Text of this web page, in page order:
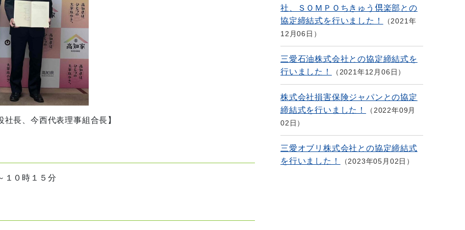
長、今西代表理事組合長】
１０時１５分
社、ＳＯＭＰＯちきゅう倶楽部との
協定締結式を行いました！
2021年
12月06日
三愛石油株式会社との協定締結式を
行いました！
2021年12月06日
株式会社損害保険ジャパンとの協定
締結式を行いました！
2022年09月
02日
三愛オブリ株式会社との協定締結式
を行いました！
2023年05月02日